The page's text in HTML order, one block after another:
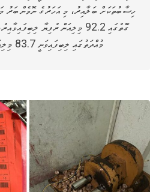
ހިސާބުތަކަށް ބަލާއިރު، މި އަހަރުގެ ނޮވެންބަރު
މުއްދަތުގައި ލިބިފައިވަނީ 83.7 މިލިއަން ރުފިޔާއެވެ.…